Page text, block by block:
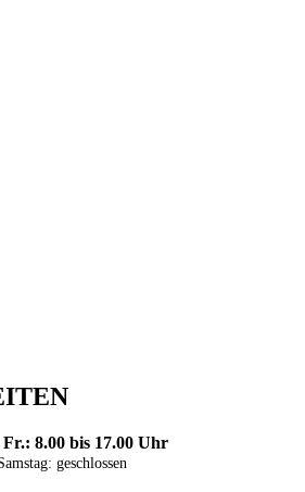
8.00 bis 17.00 Uhr
geschlossen